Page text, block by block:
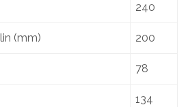
240
(mm) 200
78
134